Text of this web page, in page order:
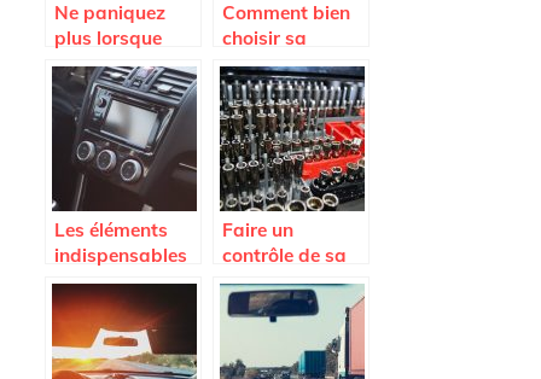
Ne paniquez
plus lorsque
vous tombez en
panne; appelez
la fourrière
Comment bien
choisir sa
voiture ?
Les éléments
indispensables
pour ses
voyages en
famille
Faire un
contrôle de sa
voiture pour
rouler en toute
sécurité